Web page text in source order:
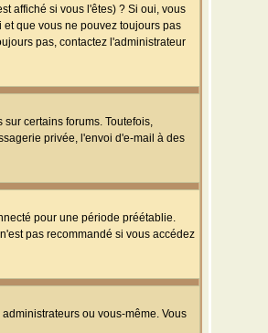
affiché si vous l'êtes) ? Si oui, vous
que vous ne pouvez toujours pas
pas, contactez l'administrateur
certains forums. Toutefois,
privée, l'envoi d'e-mail à des
pour une période préétablie.
pas recommandé si vous accédez
ou vous-même. Vous